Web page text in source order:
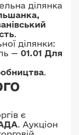
ділянка
.
ділянки:
— 01.01 Для
.
є
. Аукціон